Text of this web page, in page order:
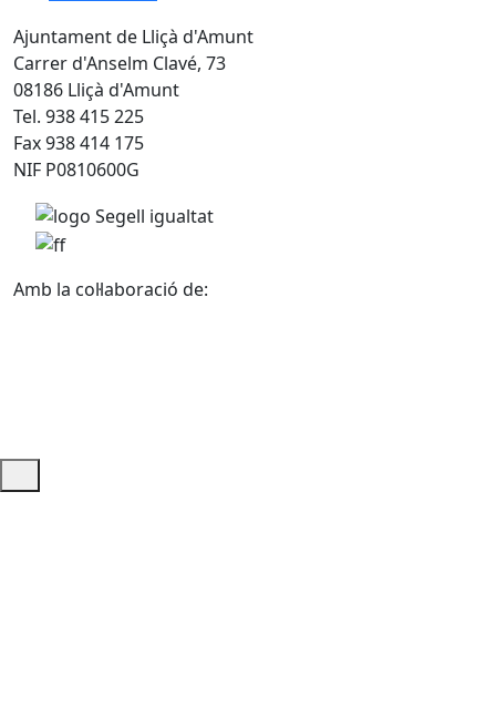
Ajuntament de Lliçà d'Amunt
Carrer d'Anselm Clavé, 73
08186 Lliçà d'Amunt
Tel. 938 415 225
Fax 938 414 175
NIF P0810600G
Amb la col·laboració de: